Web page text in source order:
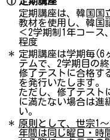
定期講座は、韓国国
教材を使用し、韓国
＜2学期制1年コー
程度
＊ 定期講座は学期毎(6
テムで、2学期目の
修了テストに合格す
を発行いたします。
ただし、修了テスト
に満たない場合は進
い。
＊ 原則として、世宗1
年間は同じ曜日・時